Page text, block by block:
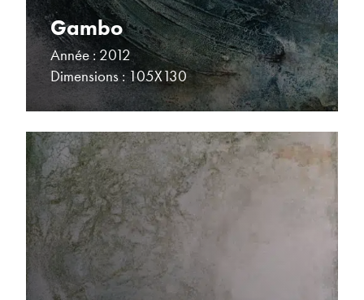
Gambo
Année : 2012
Dimensions : 105X130